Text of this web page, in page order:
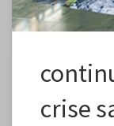
crise